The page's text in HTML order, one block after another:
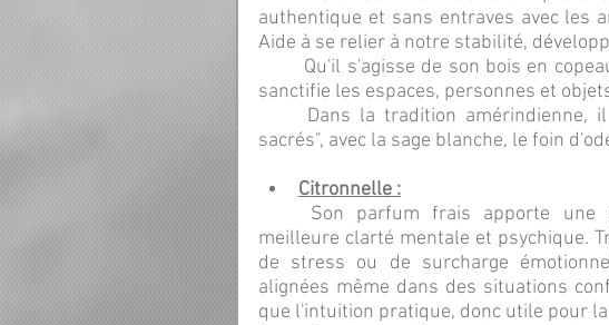
authentique et sans entraves avec les
Aide à se relier à notre stabilité,
sanctifie les espaces, personnes et
sacrés", avec la sage blanche, le foin
Citronnelle :
meilleure clarté mentale et psychique.
de stress ou de surcharge
alignées même dans des situations
que l'intuition pratique, donc utile pour